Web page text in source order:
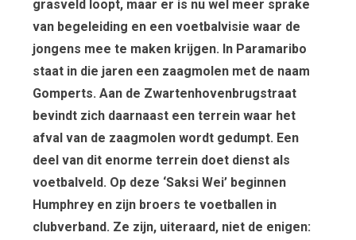
grasveld loopt, maar er is nu wel meer sprake
van begeleiding en een voetbalvisie waar de
jongens mee te maken krijgen. In Paramaribo
staat in die jaren een zaagmolen met de naam
Gomperts. Aan de Zwartenhovenbrugstraat
bevindt zich daarnaast een terrein waar het
afval van de zaagmolen wordt gedumpt. Een
deel van dit enorme terrein doet dienst als
voetbalveld. Op deze ‘Saksi Wei’ beginnen
Humphrey en zijn broers te voetballen in
clubverband. Ze zijn, uiteraard, niet de enigen: